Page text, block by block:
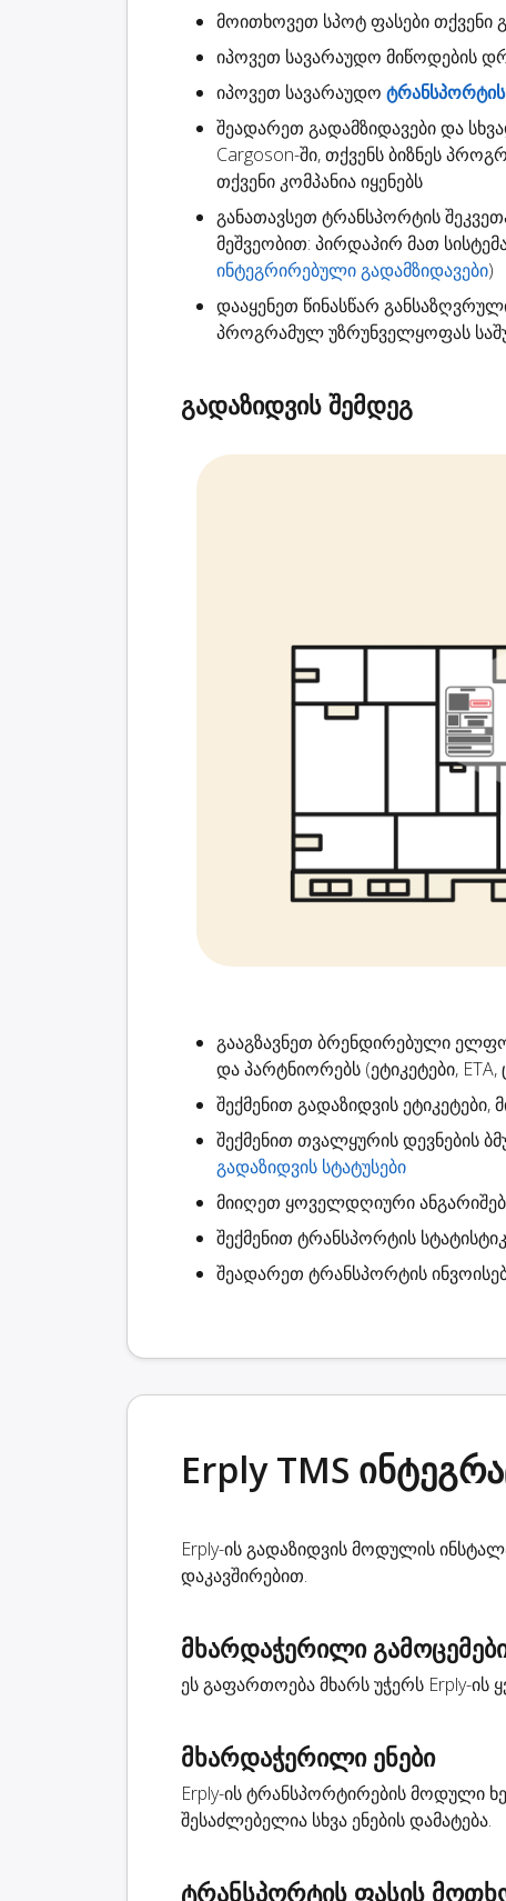
მოითხოვეთ სპოტ ფასებითქვენი
იპოვეთ სავარაუდო მიწოდების
იპოვეთ სავარაუდო ტრანსპორტის
შეადარეთ გადამზიდავებიდა
Cargoson-ში, თქვენს ბიზნეს
თქვენი კომპანია იყენებს
განათავსეთ ტრანსპორტის
მეშვეობით: პირდაპირ მათ
ინტეგრირებული გადამზიდავები)
დააყენეთ წინასწარ
პროგრამულ უზრუნველყოფას
გადაზიდვის შემდეგ
გააგზავნეთ ბრენდირებული
და პარტნიორებს (ეტიკეტები, ETA,
შექმენით გადაზიდვის ეტიკეტები,
შექმენით თვალყურის დევნების
გადაზიდვის სტატუსები
მიიღეთ ყოველდღიური
შექმენით ტრანსპორტის
შეადარეთ ტრანსპორტის
Erply TMS
Erply-ის გადაზიდვის მოდულის
დაკავშირებით.
მხარდაჭერილი
ეს გაფართოება მხარს უჭერს Erply-ის
მხარდაჭერილი ენები
Erply-ის ტრანსპორტირების მოდული
შესაძლებელია სხვა ენების დამატება.
ტრანსპორტის ფასის